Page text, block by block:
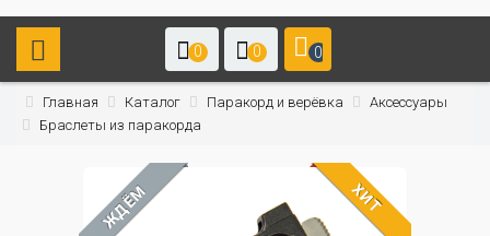
0 0 0
Главная Каталог Паракорд и верёвка
Аксессуары
Браслеты из паракорда
ЖДЁМ ХИТ